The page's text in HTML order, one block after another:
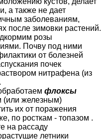
а также не дает
заболеваниям,
после зимовки растений.
розы
Почву под ними
от болезней
почек
нитрафена (из
флоксы
(или железным)
их от поражения
по росткам - топазом .
на рассаду
летники